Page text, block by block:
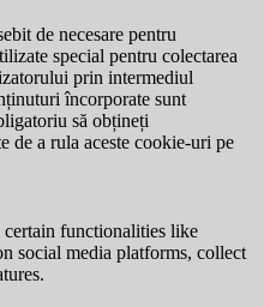
de necesare pentru
special pentru colectarea
prin intermediul
încorporate sunt
să obțineți
de a rula aceste cookie-uri pe
functionalities like
social media platforms, collect